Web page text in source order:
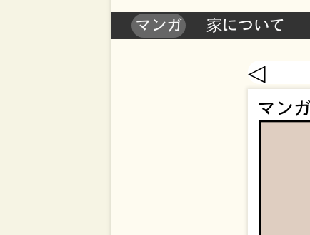
マンガ 家について
◁